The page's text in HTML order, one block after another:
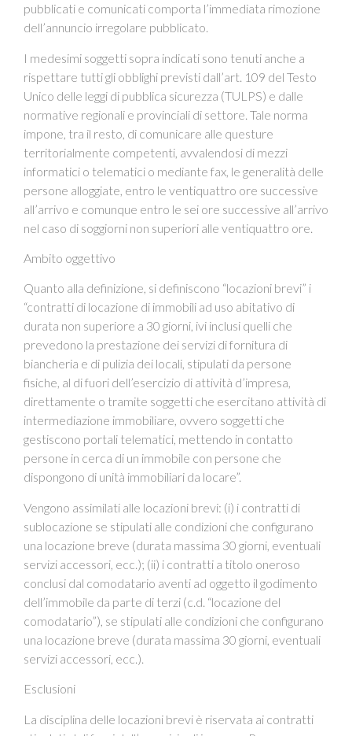
pubblicati e comunicati comporta l’immediata rimozione
dell’annuncio irregolare pubblicato.
I medesimi soggetti sopra indicati sono tenuti anche a
rispettare tutti gli obblighi previsti dall’art. 109 del Testo
Unico delle leggi di pubblica sicurezza (TULPS) e dalle
normative regionali e provinciali di settore. Tale norma
impone, tra il resto, di comunicare alle questure
territorialmente competenti, avvalendosi di mezzi
informatici o telematici o mediante fax, le generalità delle
persone alloggiate, entro le ventiquattro ore successive
all’arrivo e comunque entro le sei ore successive all’arrivo
nel caso di soggiorni non superiori alle ventiquattro ore.
Ambito oggettivo
Quanto alla definizione, si definiscono “locazioni brevi” i
“contratti di locazione di immobili ad uso abitativo di
durata non superiore a 30 giorni, ivi inclusi quelli che
prevedono la prestazione dei servizi di fornitura di
biancheria e di pulizia dei locali, stipulati da persone
fisiche, al di fuori dell’esercizio di attività d’impresa,
direttamente o tramite soggetti che esercitano attività di
intermediazione immobiliare, ovvero soggetti che
gestiscono portali telematici, mettendo in contatto
persone in cerca di un immobile con persone che
dispongono di unità immobiliari da locare”.
Vengono assimilati alle locazioni brevi: (i) i contratti di
sublocazione se stipulati alle condizioni che configurano
una locazione breve (durata massima 30 giorni, eventuali
servizi accessori, ecc.); (ii) i contratti a titolo oneroso
conclusi dal comodatario aventi ad oggetto il godimento
dell’immobile da parte di terzi (c.d. “locazione del
comodatario”), se stipulati alle condizioni che configurano
una locazione breve (durata massima 30 giorni, eventuali
servizi accessori, ecc.).
Esclusioni
La disciplina delle locazioni brevi è riservata ai contratti